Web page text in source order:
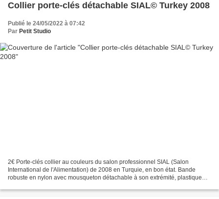
Collier porte-clés détachable SIAL© Turkey 2008
Publié le 24/05/2022 à 07:42
Par Petit Studio
2€ Porte-clés collier au couleurs du salon professionnel SIAL (Salon
International de l'Alimentation) de 2008 en Turquie, en bon état. Bande
robuste en nylon avec mousqueton détachable à son extrémité, plastique